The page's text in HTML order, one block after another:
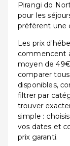
Pirangi do
pour les
préfèrent une
Les prix
commencent
moyen de
comparer
disponibles,
filtrer par
trouver
simple :
vos dates et
prix garanti.